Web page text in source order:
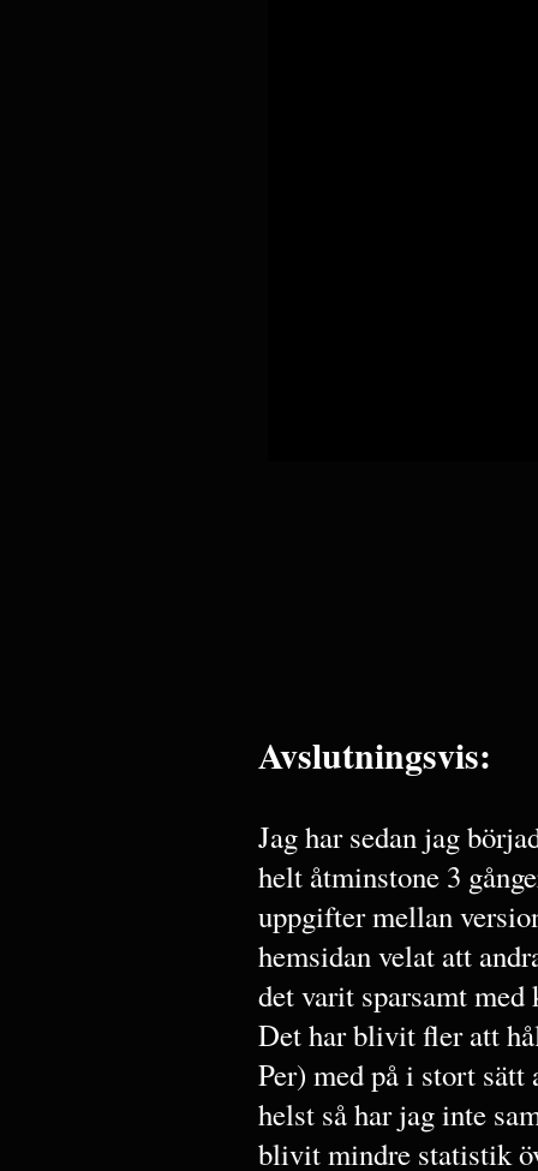
Avslutningsvis:
Jag har sedan jag
helt åtminstone 3
uppgifter mellan
hemsidan velat att
det varit sparsamt med
Det har blivit fler att
Per) med på i stort
helst så har jag inte
blivit mindre statistik